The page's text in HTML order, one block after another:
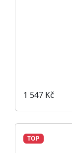
1 547 Kč
TOP